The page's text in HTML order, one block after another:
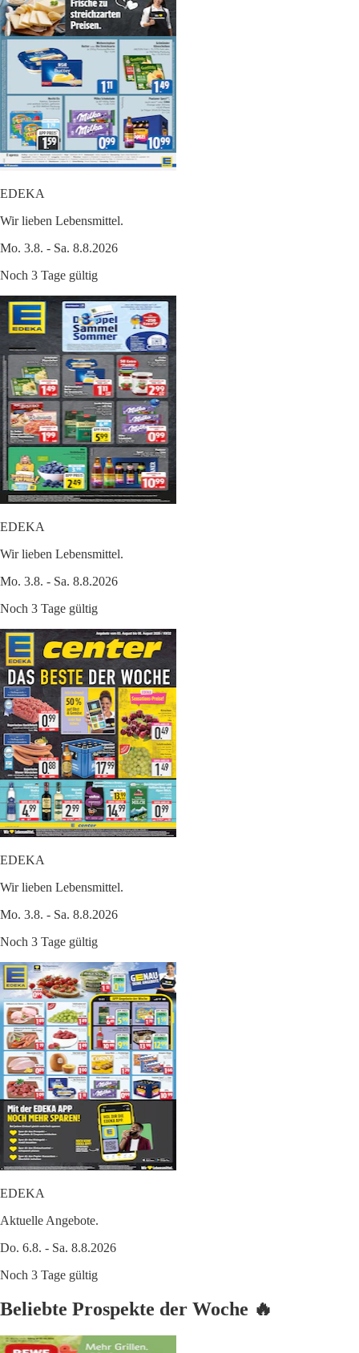
EDEKA
Wir lieben Lebensmittel.
Mo. 3.8. - Sa. 8.8.2026
Noch 3 Tage gültig
EDEKA
Wir lieben Lebensmittel.
Mo. 3.8. - Sa. 8.8.2026
Noch 3 Tage gültig
EDEKA
Wir lieben Lebensmittel.
Mo. 3.8. - Sa. 8.8.2026
Noch 3 Tage gültig
EDEKA
Aktuelle Angebote.
Do. 6.8. - Sa. 8.8.2026
Noch 3 Tage gültig
Beliebte Prospekte der Woche 🔥